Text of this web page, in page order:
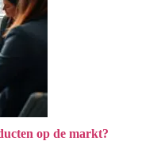
op de markt?